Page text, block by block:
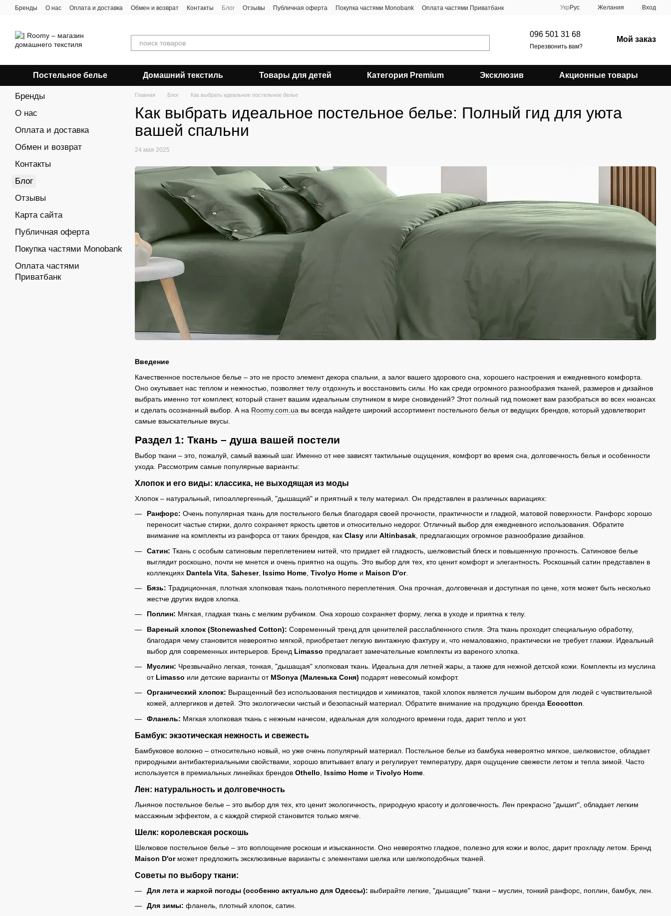
Перейти к основному контенту
Бренды О нас Оплата и доставка Обмен и возврат Контакты Блог Отзывы Публичная оферта Покупка частями Monobank Оплата частями Приватбанк Укр Рус Желания Вход
096 501 31 68
Перезвонить вам?
Мой заказ
Постельное белье Домашний текстиль Товары для детей Категория Premium Эксклюзив Акционные товары
Главная Блог Как выбрать идеальное постельное белье
Как выбрать идеальное постельное белье: Полный гид для уюта
вашей спальни
24 мая 2025
Введение
Качественное постельное белье – это не просто элемент декора спальни, а залог вашего здорового сна, хорошего настроения и ежедневного комфорта.
Оно окутывает нас теплом и нежностью, позволяет телу отдохнуть и восстановить силы. Но как среди огромного разнообразия тканей, размеров и дизайнов
выбрать именно тот комплект, который станет вашим идеальным спутником в мире сновидений? Этот полный гид поможет вам разобраться во всех нюансах
и сделать осознанный выбор. А на Roomy.com.ua вы всегда найдете широкий ассортимент постельного белья от ведущих брендов, который удовлетворит
самые взыскательные вкусы.
Раздел 1: Ткань – душа вашей постели
Выбор ткани – это, пожалуй, самый важный шаг. Именно от нее зависят тактильные ощущения, комфорт во время сна, долговечность белья и особенности
ухода. Рассмотрим самые популярные варианты:
Хлопок и его виды: классика, не выходящая из моды
Хлопок – натуральный, гипоаллергенный, "дышащий" и приятный к телу материал. Он представлен в различных вариациях:
Ранфорс: Очень популярная ткань для постельного белья благодаря своей прочности, практичности и гладкой, матовой поверхности. Ранфорс хорошо
переносит частые стирки, долго сохраняет яркость цветов и относительно недорог. Отличный выбор для ежедневного использования. Обратите
внимание на комплекты из ранфорса от таких брендов, как Clasy или Altinbasak , предлагающих огромное разнообразие дизайнов.
Сатин: Ткань с особым сатиновым переплетением нитей, что придает ей гладкость, шелковистый блеск и повышенную прочность. Сатиновое белье
выглядит роскошно, почти не мнется и очень приятно на ощупь. Это выбор для тех, кто ценит комфорт и элегантность. Роскошный сатин представлен в
коллекциях Dantela Vita Saheser, Issimo Home Tivolyo Home и Maison D'or.
Бязь: Традиционная, плотная хлопковая ткань полотняного переплетения. Она прочная, долговечная и доступная по цене, хотя может быть несколько
жестче других видов хлопка.
Поплин: Мягкая, гладкая ткань с мелким рубчиком. Она хорошо сохраняет форму, легка в уходе и приятна к телу.
Вареный хлопок (Stonewashed Cotton): Современный тренд для ценителей расслабленного стиля. Эта ткань проходит специальную обработку,
благодаря чему становится невероятно мягкой, приобретает легкую винтажную фактуру и, что немаловажно, практически не требует глажки. Идеальный
выбор для современных интерьеров. Бренд Limasso предлагает замечательные комплекты из вареного хлопка.
Муслин: Чрезвычайно легкая, тонкая, "дышащая" хлопковая ткань. Идеальна для летней жары, а также для нежной детской кожи. Комплекты из муслина
от Limasso или детские варианты от MSonya (Маленька Соня) подарят невесомый комфорт.
Органический хлопок: Выращенный без использования пестицидов и химикатов, такой хлопок является лучшим выбором для людей с чувствительной
кожей, аллергиков и детей. Это экологически чистый и безопасный материал. Обратите внимание на продукцию бренда Ecocotton.
Фланель: Мягкая хлопковая ткань с нежным начесом, идеальная для холодного времени года, дарит тепло и уют.
Бамбук: экзотическая нежность и свежесть
Бамбуковое волокно – относительно новый, но уже очень популярный материал. Постельное белье из бамбука невероятно мягкое, шелковистое, обладает
природными антибактериальными свойствами, хорошо впитывает влагу и регулирует температуру, даря ощущение свежести летом и тепла зимой. Часто
используется в премиальных линейках брендов Othello Issimo Home и Tivolyo Home
Лен: натуральность и долговечность
Льняное постельное белье – это выбор для тех, кто ценит экологичность, природную красоту и долговечность. Лен прекрасно "дышит", обладает легким
массажным эффектом, а с каждой стиркой становится только мягче.
Шелк: королевская роскошь
Шелковое постельное белье – это воплощение роскоши и изысканности. Оно невероятно гладкое, полезно для кожи и волос, дарит прохладу летом. Бренд
Maison D'orможет предложить эксклюзивные варианты с элементами шелка или шелкоподобных тканей.
Советы по выбору ткани:
Для лета и жаркой погоды (особенно актуально для Одессы): выбирайте легкие, "дышащие" ткани – муслин, тонкий ранфорс, поплин, бамбук, лен.
Для зимы: фланель, плотный хлопок, сатин.
Бренды
О нас
Оплата и доставка
Обмен и возврат
Контакты
Блог
Отзывы
Карта сайта
Публичная оферта
Покупка частями Monobank
Оплата частями
Приватбанк